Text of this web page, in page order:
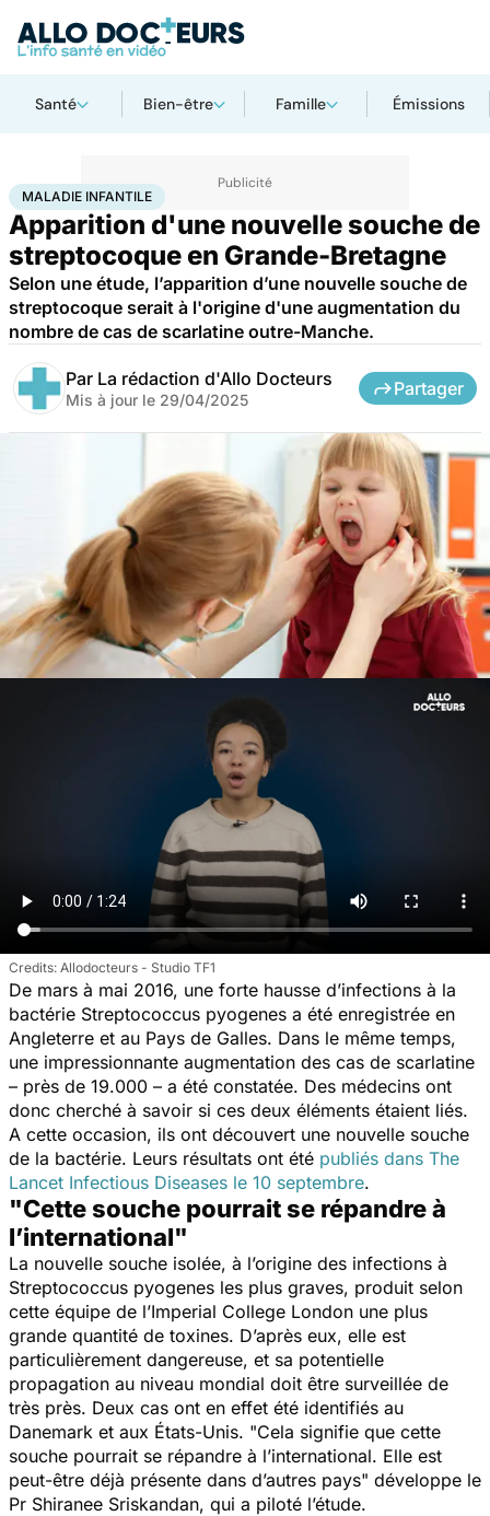
Santé Bien-être Famille Émissions
AccueilSantéMaladies Maladies infectieuses
MALADIE INFANTILE
Apparition d'une nouvelle souche de
streptocoque en Grande-Bretagne
Selon une étude, l’apparition d’une nouvelle souche de
streptocoque serait à l'origine d'une augmentation du
nombre de cas de scarlatine outre-Manche.
Par La rédaction d'Allo Docteurs
Mis à jour le 29/04/2025
Partager
Allodocteurs - Studio TF1
De mars à mai 2016, une forte hausse d’infections à la
bactérie Streptococcus pyogenes a été enregistrée en
Angleterre et au Pays de Galles. Dans le même temps,
une impressionnante augmentation des cas de scarlatine
– près de 19.000 – a été constatée. Des médecins ont
donc cherché à savoir si ces deux éléments étaient liés.
A cette occasion, ils ont découvert une nouvelle souche
de la bactérie. Leurs résultats ont été publiés dans The
Lancet Infectious Diseases le 10 septembre.
"Cette souche pourrait se répandre à
l’international"
La nouvelle souche isolée, à l’origine des infections à
Streptococcus pyogenes les plus graves, produit selon
cette équipe de l’Imperial College London une plus
grande quantité de toxines. D’après eux, elle est
particulièrement dangereuse, et sa potentielle
propagation au niveau mondial doit être surveillée de
très près. Deux cas ont en effet été identifiés au
Danemark et aux États-Unis. "Cela signifie que cette
souche pourrait se répandre à l’international. Elle est
peut-être déjà présente dans d’autres pays" développe le
Pr Shiranee Sriskandan, qui a piloté l’étude.